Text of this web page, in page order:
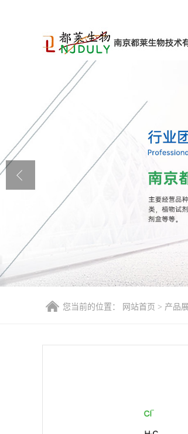
公司首页
产品展厅
证书荣誉
联系方式
您当前的位置： 网站首页 > 产品